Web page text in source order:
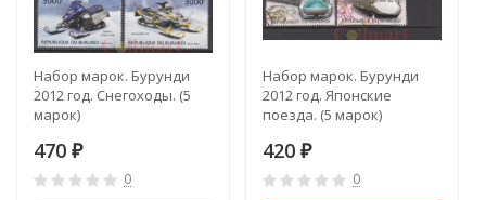
Набор марок. Бурунди
2012 год. Снегоходы. (5
марок)
470 ₽
0
Набор марок. Бурунди
2012 год. Японские
поезда. (5 марок)
420 ₽
0